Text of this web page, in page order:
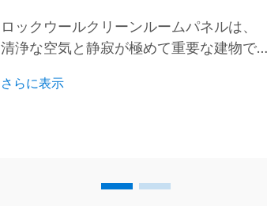
ロックウールクリーンルームパネルは、
清浄な空気と静寂が極めて重要な建物で
から製造され、騒音を効果的に遮断し、
さらに表示